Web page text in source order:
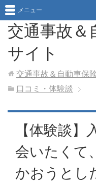
交通事故＆
サイト
メニュー
交通事故＆自動車保
口コミ・体験談
【体験談】
会いたくて
かおうとし